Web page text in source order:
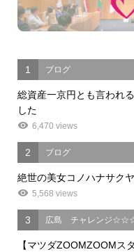
1 ブログ
総資産一京円とも言われ
した
6,470 views
2 ブログ
絶世の美女コノハナサク
5,568 views
3 広島 チャレンジ
【マツダZOOMZOOMス